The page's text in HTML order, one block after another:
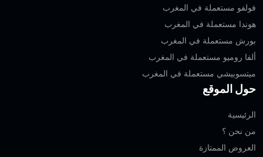
فولفو مستعملة في المغرب
هوندا مستعملة في المغرب
بورش مستعملة في المغرب
ألفا روميو مستعملة في المغرب
ميتسوبيشي مستعملة في المغرب
حول الموقع
الرئيسية
من نحن ؟
العروض الممتازة